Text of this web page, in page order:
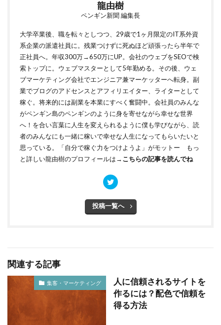
龍由樹
ペンギン新聞 編集長
大学卒業後、職を転々としつつ、29歳で1ヶ月限定のIT系外資
系企業の派遣社員に。残業つけずに死ぬほど頑張ったら半年で
正社員へ。年収300万→650万にUP。会社のウェブをSEOで検
索トップに。ウェブマスターとして5年勤める。その後、ウェ
ブマーケティング会社でエンジニア兼マーケッターへ転身。副
業でブログのアドセンスとアフィリエイター、ライターとして
稼ぐ。将来的には副業を本業にすべく奮闘中。会社員のみんな
がペンギン島のペンギンのように身を寄せながら幸せな世界
へ！を合い言葉に人生を変えられるように僕も学びながら、読
者のみんなにも一緒に稼いで幸せな人生になってもらいたいと
思っている。「自分で稼ぐ力をつけようよ」がモットー もっ
と詳しい龍由樹のプロフィールは→こちらの記事を読んでね
投稿一覧へ
関連する記事
集客・マーケティング
人に信頼されるサイトを
作るには？配色で信頼を
得る方法